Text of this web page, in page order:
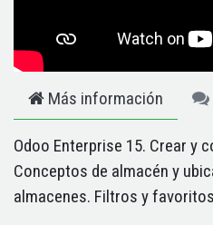
Más información
Odoo Enterprise 15. Crear y
Conceptos de almacén y
almacenes. Filtros y